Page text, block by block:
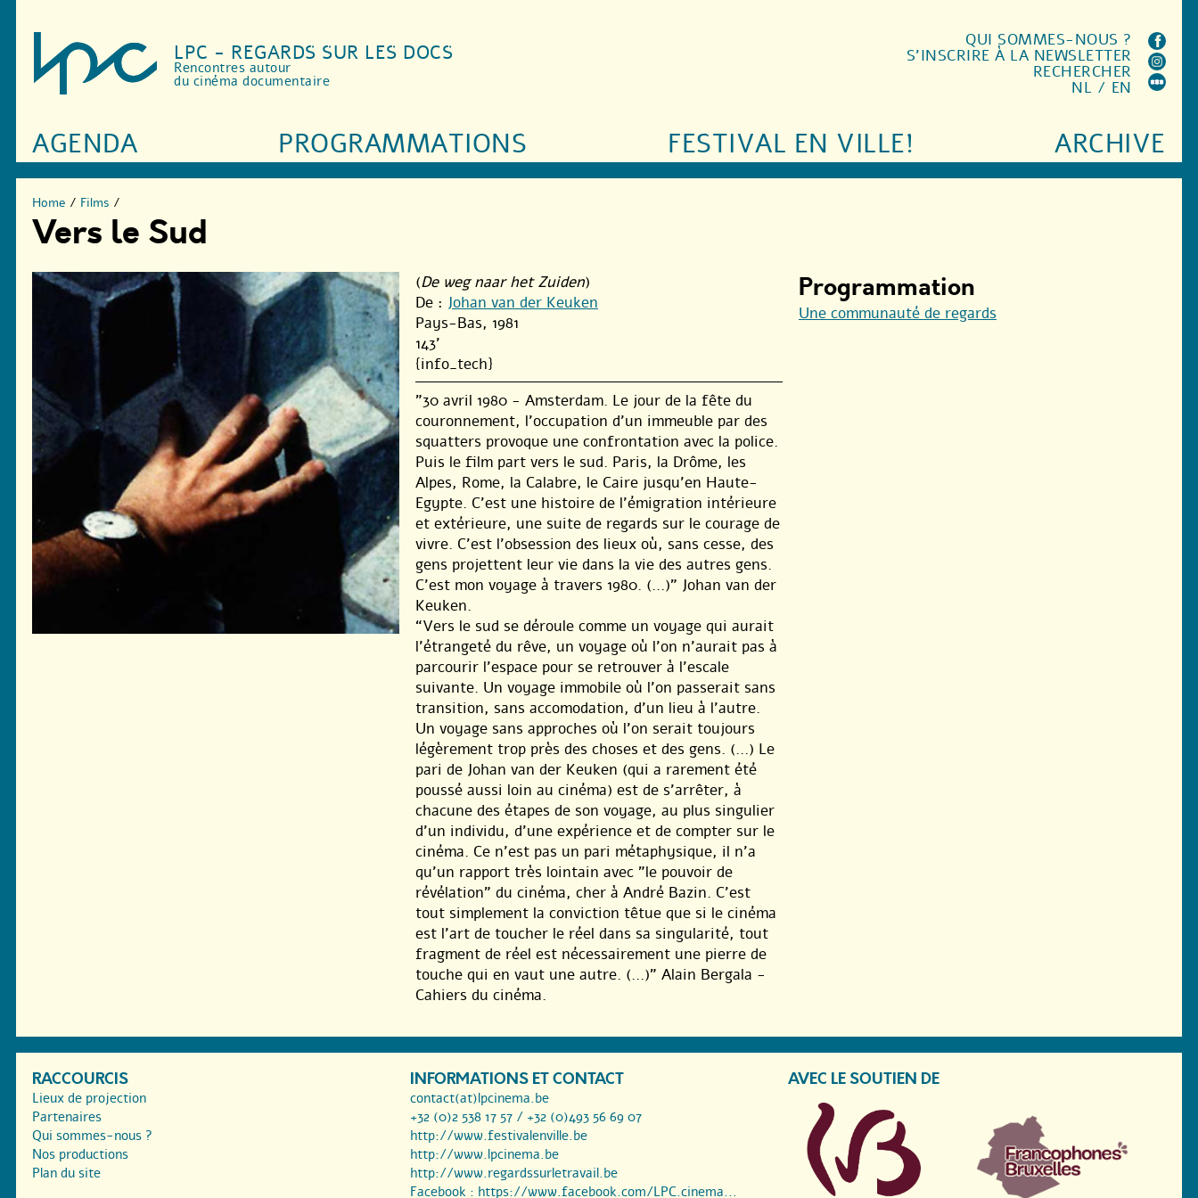
LPC - REGARDS SUR LES DOCS
Rencontres autour
du cinéma documentaire
AGENDA PROGRAMMATIONS FESTIVAL EN VILLE! ARCHIVE
QUI SOMMES-NOUS ?
S'INSCRIRE À LA NEWSLETTER
RECHERCHER
NL / EN
Home / Films /
Vers le Sud
(De weg naar het Zuiden)
De : Johan van der Keuken
Pays-Bas, 1981
143'
{info_tech}
"30 avril 1980 - Amsterdam. Le jour de la fête du
couronnement, l’occupation d’un immeuble par des
squatters provoque une confrontation avec la police.
Puis le film part vers le sud. Paris, la Drôme, les
Alpes, Rome, la Calabre, le Caire jusqu’en Haute-
Egypte. C’est une histoire de l’émigration intérieure
et extérieure, une suite de regards sur le courage de
vivre. C’est l’obsession des lieux où, sans cesse, des
gens projettent leur vie dans la vie des autres gens.
C’est mon voyage à travers 1980. (...)" Johan van der
Keuken.
“Vers le sud se déroule comme un voyage qui aurait
l’étrangeté du rêve, un voyage où l’on n’aurait pas à
parcourir l’espace pour se retrouver à l’escale
suivante. Un voyage immobile où l’on passerait sans
transition, sans accomodation, d’un lieu à l’autre.
Un voyage sans approches où l’on serait toujours
légèrement trop près des choses et des gens. (...) Le
pari de Johan van der Keuken (qui a rarement été
poussé aussi loin au cinéma) est de s’arrêter, à
chacune des étapes de son voyage, au plus singulier
d’un individu, d’une expérience et de compter sur le
cinéma. Ce n’est pas un pari métaphysique, il n’a
qu’un rapport très lointain avec "le pouvoir de
révélation" du cinéma, cher à André Bazin. C’est
tout simplement la conviction têtue que si le cinéma
est l’art de toucher le réel dans sa singularité, tout
fragment de réel est nécessairement une pierre de
touche qui en vaut une autre. (...)” Alain Bergala -
Cahiers du cinéma.
Programmation
Une communauté de regards
RACCOURCIS
Lieux de projection
Partenaires
Qui sommes-nous ?
Nos productions
Plan du site
INFORMATIONS ET CONTACT
contact(at)lpcinema.be
+32 (0)2 538 17 57 / +32 (0)493 56 69 07
http://www.festivalenville.be
http://www.lpcinema.be
http://www.regardssurletravail.be
Facebook : https://www.facebook.com/LPC.cinema...
AVEC LE SOUTIEN DE